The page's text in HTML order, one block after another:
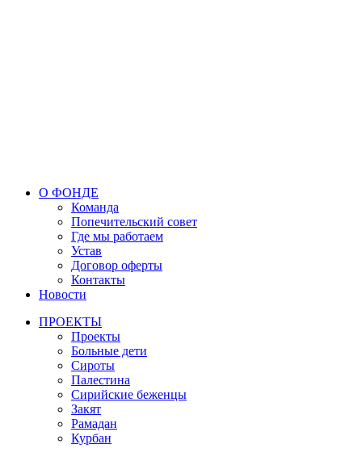
О ФОНДЕ
Команда
Попечительский совет
Где мы работаем
Устав
Договор оферты
Контакты
Новости
ПРОЕКТЫ
Проекты
Больные дети
Сироты
Палестина
Сирийские беженцы
Закят
Рамадан
Курбан